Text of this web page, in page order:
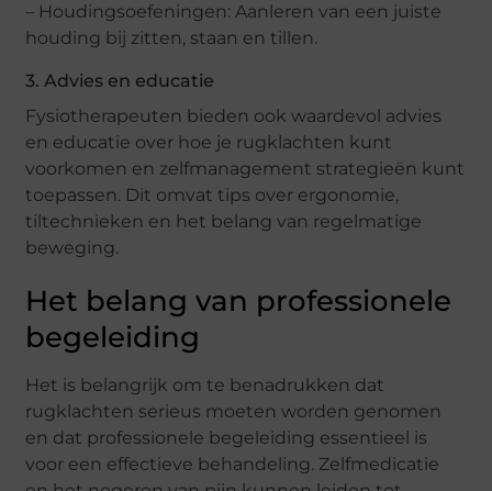
– Houdingsoefeningen: Aanleren van een juiste
houding bij zitten, staan en tillen.
3. Advies en educatie
Fysiotherapeuten bieden ook waardevol advies
en educatie over hoe je rugklachten kunt
voorkomen en zelfmanagement strategieën kunt
toepassen. Dit omvat tips over ergonomie,
tiltechnieken en het belang van regelmatige
beweging.
Het belang van professionele
begeleiding
Het is belangrijk om te benadrukken dat
rugklachten serieus moeten worden genomen
en dat professionele begeleiding essentieel is
voor een effectieve behandeling. Zelfmedicatie